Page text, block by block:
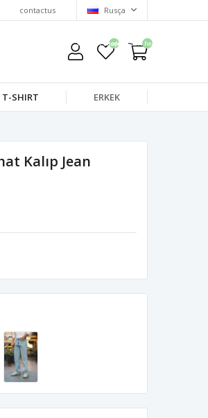
contactus Rusça
wishlist.headerquantity
shoppingcart.headerquantity
T-SHIRT ERKEK
Kalıp Jean